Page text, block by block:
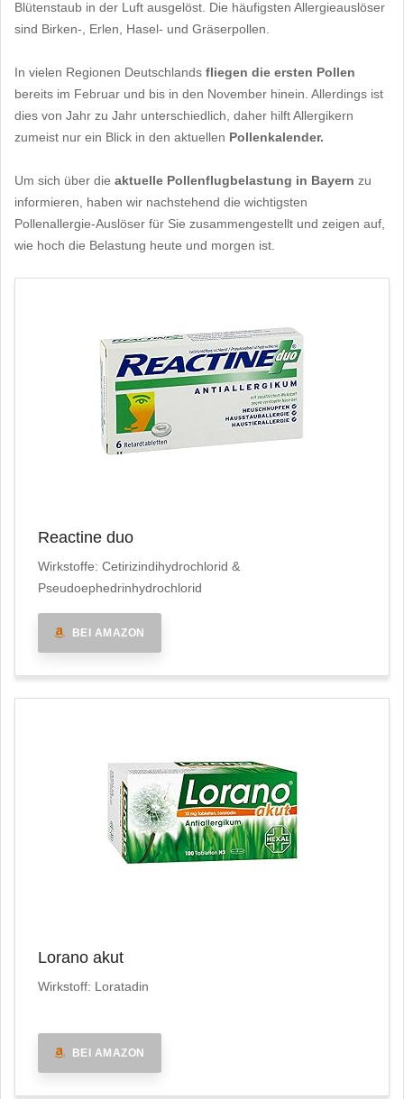
Blütenstaub in der Luft ausgelöst. Die häufigsten Allergieauslöser
sind Birken-, Erlen, Hasel- und Gräserpollen.
In vielen Regionen Deutschlands fliegen die ersten Pollen
bereits im Februar und bis in den November hinein. Allerdings ist
dies von Jahr zu Jahr unterschiedlich, daher hilft Allergikern
zumeist nur ein Blick in den aktuellen Pollenkalender.
Um sich über die aktuelle Pollenflugbelastung in Bayern zu
informieren, haben wir nachstehend die wichtigsten
Pollenallergie-Auslöser für Sie zusammengestellt und zeigen auf,
wie hoch die Belastung heute und morgen ist.
Reactine duo
Wirkstoffe: Cetirizindihydrochlorid &
Pseudoephedrinhydrochlorid
BEI AMAZON
Lorano akut
Wirkstoff: Loratadin
BEI AMAZON